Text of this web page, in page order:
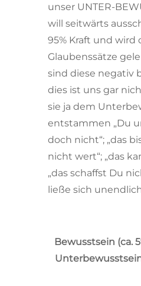
unser UNTER-
will seitwärts
95% Kraft und wird
Glaubenssätze
sind diese negativ
dies ist uns gar
sie ja dem
entstammen „Du
doch nicht“; „das
nicht wert“; „das
„das schaffst Du
ließe sich
Bewusstsein (ca.
Unterbewusstsein